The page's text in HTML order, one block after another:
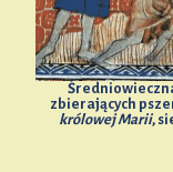
zbierających
królowej Marii,